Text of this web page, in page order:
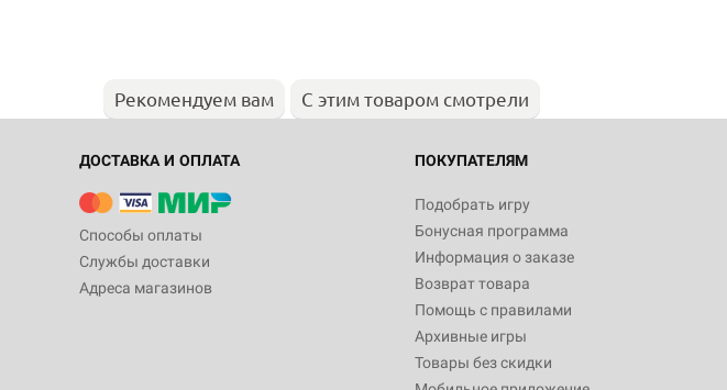
Рекомендуем вам С этим товаром смотрели
ДОСТАВКА И ОПЛАТА
Способы оплаты
Службы доставки
Адреса магазинов
ПОКУПАТЕЛЯМ
Подобрать игру
Бонусная программа
Информация о заказе
Возврат товара
Помощь с правилами
Архивные игры
Товары без скидки